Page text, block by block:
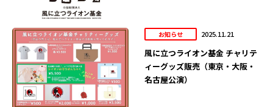
お知らせ 2025.11.21
風に立つライオン基金 チャリテ
ィーグッズ販売（東京・大阪・
名古屋公演）